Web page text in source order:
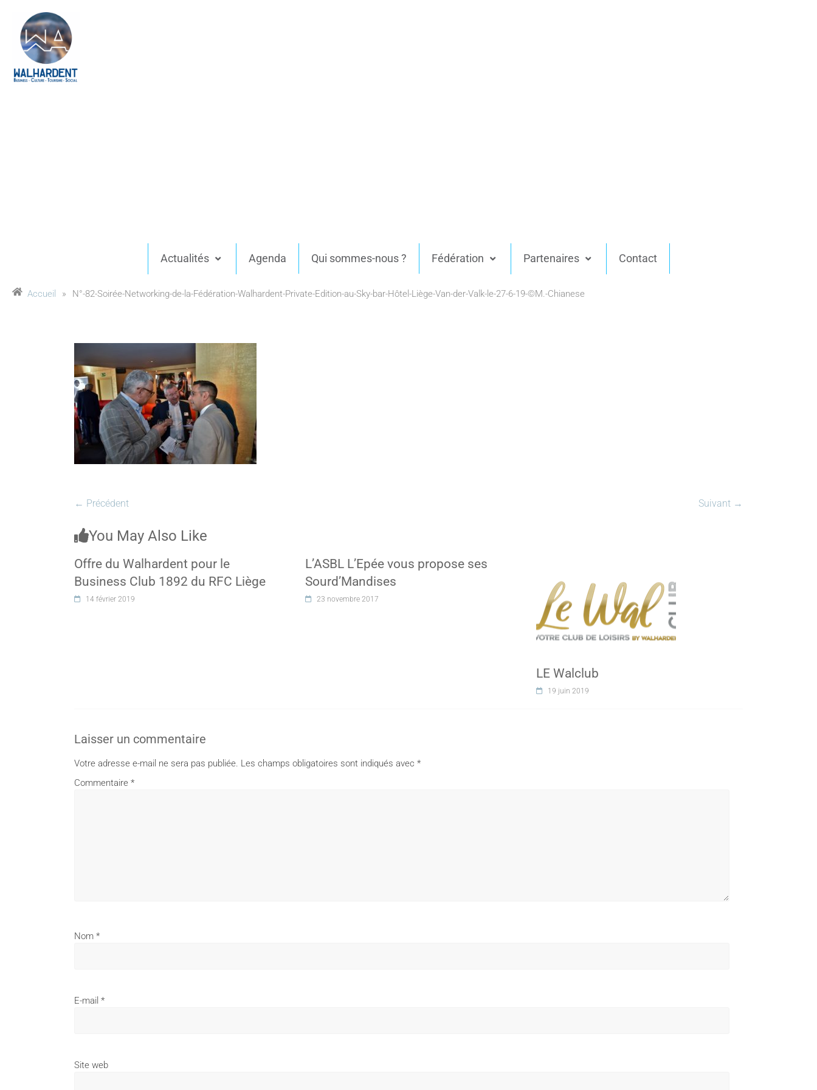
Actualités Agenda Qui sommes-nous ? Fédération Partenaires Contact
Accueil » N°-82-Soirée-Networking-de-la-Fédération-Walhardent-Private-Edition-au-Sky-bar-Hôtel-Liège-Van-der-Valk-le-27-6-19-©M.-Chianese
← Précédent Suivant →
You May Also Like
Offre du Walhardent pour le
Business Club 1892 du RFC Liège
14 février 2019
L’ASBL L’Epée vous propose ses
Sourd’Mandises
23 novembre 2017
LE Walclub
19 juin 2019
Laisser un commentaire
Votre adresse e-mail ne sera pas publiée. Les champs obligatoires sont indiqués avec *
Commentaire *
Nom *
E-mail *
Site web